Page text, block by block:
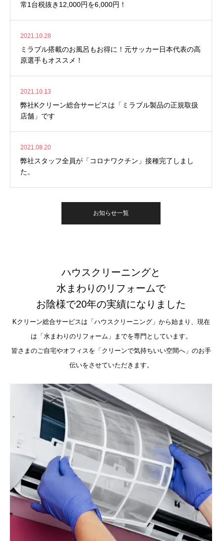
常1台税抜き12,000円を6,000円！
2021.10.28
ミラブル搭載のお風呂もお得に！元サッカー日本代表の高
原選手もオススメ！
2021.10.13
弊社Kクリーン総合サービスは「ミラブル製品の正規取扱
店舗」です
2021.08.20
弊社スタッフ全員が「コロナワクチン」接種完了しまし
た。
お知らせ一覧
ハウスクリーニングと
水まわりのリフォームで
お陰様で20年の実績になりました
Kクリーン総合サービスは「ハウスクリーニング」から始まり、現在
は「水まわりのリフォーム」までを専門としています。
皆さまのご自宅やオフィスを「クリーンで気持ちいい空間へ」のお手
伝いをさせていただきます。